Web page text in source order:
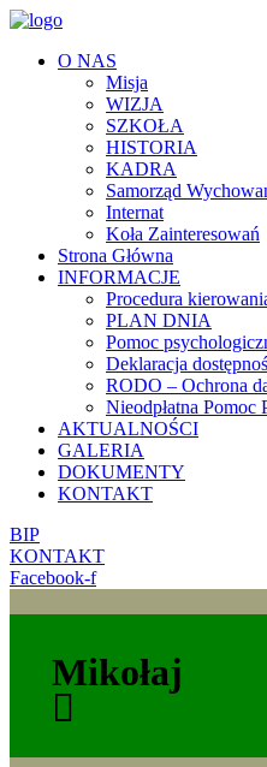
O NAS
Misja
WIZJA
SZKOŁA
HISTORIA
KADRA
Samorząd
Internat
Koła Zainteresowań
Strona Główna
INFORMACJE
Procedura
PLAN DNIA
Pomoc
Deklaracja
RODO – Ochrona
Nieodpłatna Pomoc
AKTUALNOŚCI
GALERIA
DOKUMENTY
KONTAKT
BIP
KONTAKT
Facebook-f
Mikołaj